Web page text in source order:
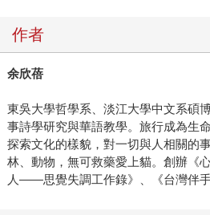
作者
余欣蓓
東吳大學哲學系、淡江大學中文系碩
事詩學研究與華語教學。旅行成為生
探索文化的樣貌，對一切與人相關的
林、動物，無可救藥愛上貓。創辦《
人――思覺失調工作錄》、《台灣伴手